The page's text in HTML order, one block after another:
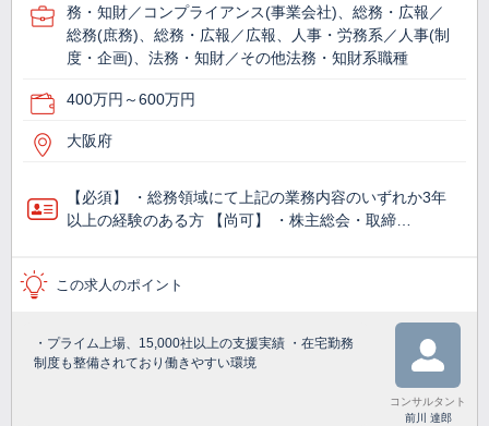
務・知財／コンプライアンス(事業会社)、総務・広報／
総務(庶務)、総務・広報／広報、人事・労務系／人事(制
度・企画)、法務・知財／その他法務・知財系職種
400万円～600万円
大阪府
【必須】 ・総務領域にて上記の業務内容のいずれか3年
以上の経験のある方 【尚可】 ・株主総会・取締…
この求人のポイント
・プライム上場、15,000社以上の支援実績 ・在宅勤務
制度も整備されており働きやすい環境
コンサルタント
前川 達郎